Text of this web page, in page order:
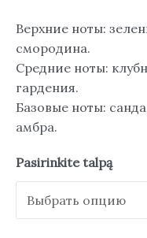
Верхние ноты:
смородина.
Средние ноты:
гардения.
Базовые ноты:
амбра.
Pasirinkite talpą